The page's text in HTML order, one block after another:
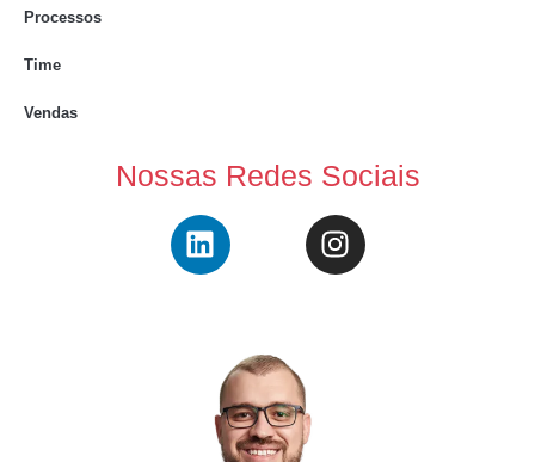
Processos
Time
Vendas
Nossas Redes Sociais